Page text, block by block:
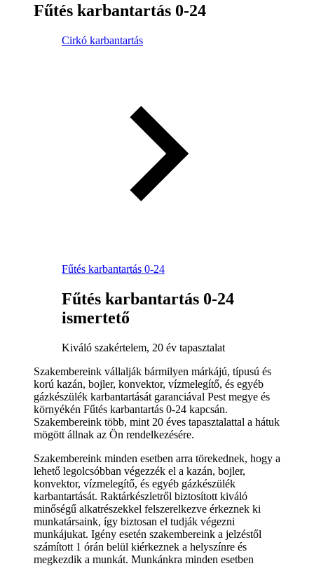
Fűtés karbantartás 0-24
Cirkó karbantartás
Fűtés karbantartás 0-24
Fűtés karbantartás 0-24
ismertető
Kiváló szakértelem, 20 év tapasztalat
Szakembereink vállalják bármilyen márkájú, típusú és
korú kazán, bojler, konvektor, vízmelegítő, és egyéb
gázkészülék karbantartását garanciával Pest megye és
környékén Fűtés karbantartás 0-24 kapcsán.
Szakembereink több, mint 20 éves tapasztalattal a hátuk
mögött állnak az Ön rendelkezésére.
Szakembereink minden esetben arra törekednek, hogy a
lehető legolcsóbban végezzék el a kazán, bojler,
konvektor, vízmelegítő, és egyéb gázkészülék
karbantartását. Raktárkészletről biztosított kiváló
minőségű alkatrészekkel felszerelkezve érkeznek ki
munkatársaink, így biztosan el tudják végezni
munkájukat. Igény esetén szakembereink a jelzéstől
számított 1 órán belül kiérkeznek a helyszínre és
megkezdik a munkát. Munkánkra minden esetben